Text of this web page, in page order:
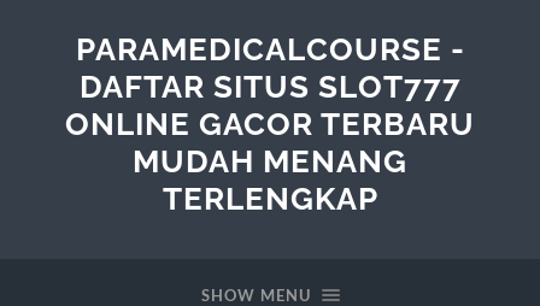
PARAMEDICALCOURSE -
DAFTAR SITUS SLOT777
ONLINE GACOR TERBARU
MUDAH MENANG
TERLENGKAP
SHOW MENU